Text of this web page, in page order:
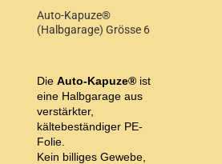
Auto-Kapuze®
(Halbgarage) Grösse 6
Die Auto-Kapuze® ist
eine Halbgarage aus
verstärkter,
kältebeständiger PE-
Folie.
Kein billiges Gewebe,